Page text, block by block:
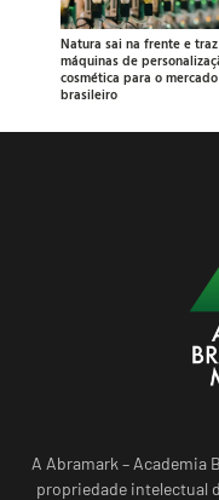
Natura sai na frente e traz
máquinas de
cosmética para o mercado
brasileiro
A Abramark – Academia
propriedade intelectual